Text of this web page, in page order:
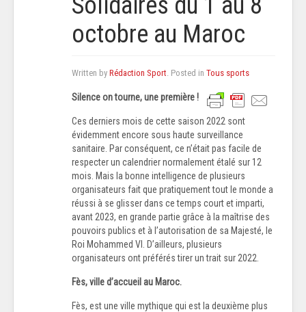
octobre au Maroc
Written by Rédaction Sport . Posted in Tous sports
Silence on tourne, une première !
Ces derniers mois de cette saison 2022 sont
évidemment encore sous haute surveillance
sanitaire. Par conséquent, ce n’était pas facile de
respecter un calendrier normalement étalé sur 12
mois. Mais la bonne intelligence de plusieurs
organisateurs fait que pratiquement tout le monde a
réussi à se glisser dans ce temps court et imparti,
avant 2023, en grande partie grâce à la maîtrise des
pouvoirs publics et à l’autorisation de sa Majesté, le
Roi Mohammed VI. D’ailleurs, plusieurs
organisateurs ont préférés tirer un trait sur 2022.
Fès, ville d’accueil au Maroc.
Fès, est une ville mythique qui est la deuxième plus